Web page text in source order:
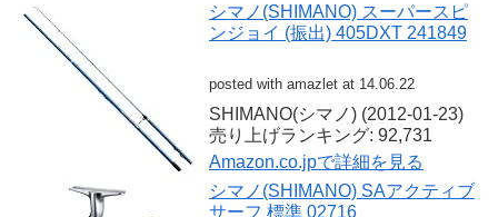
シマノ(SHIMANO) スーパースピ
ンジョイ (振出) 405DXT 241849
posted with amazlet at 14.06.22
SHIMANO(シマノ) (2012-01-23)
売り上げランキング: 92,731
Amazon.co.jpで詳細を見る
シマノ(SHIMANO) SAアクティブ
サーフ 標準 02716